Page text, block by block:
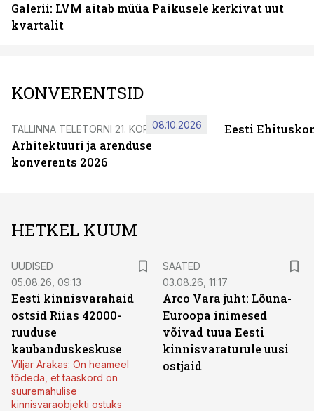
Galerii: LVM aitab müüa Paikusele kerkivat uut
kvartalit
KONVERENTSID
TALLINNA TELETORNI 21. KORRUSEL
Arhitektuuri ja arenduse
konverents 2026
08.10.2026 Eesti
HETKEL KUUM
UUDISED
05.08.26, 09:13
Eesti kinnisvarahaid
ostsid Riias 42000-
ruuduse
kaubanduskeskuse
Viljar Arakas: On heameel
tõdeda, et taaskord on
suuremahulise
kinnisvaraobjekti ostuks
SAATED
03.08.26, 11:17
Arco Vara juht: Lõuna-
Euroopa inimesed
võivad tuua Eesti
kinnisvaraturule uusi
ostjaid